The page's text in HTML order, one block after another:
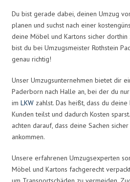
Du bist gerade dabei, deinen Umzug
planen und suchst nach einer
deine Möbel und Kartons sicher dorthin
bist du bei Umzugsmeister Rothstein
genau richtig!
Unser Umzugsunternehmen bietet dir
Paderborn nach Halle an, bei der du
im LKW zahlst. Das heißt, dass du
Kunden teilst und dadurch Kosten
achten darauf, dass deine Sachen
ankommen.
Unsere erfahrenen Umzugsexperten
Möbel und Kartons fachgerecht